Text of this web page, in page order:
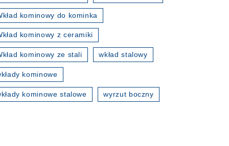
kominowy do kominka
kominowy z ceramiki
kominowy ze stali wkład stalowy
kominowe
kominowe stalowe wyrzut boczny